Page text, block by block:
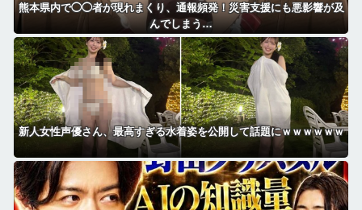
熊本県内で◯◯者が現れまくり、通報頻発！災害支援にも悪影響が及
んでしまう…
新人女性声優さん、最高すぎる水着姿を公開して話題にｗｗｗｗｗｗ